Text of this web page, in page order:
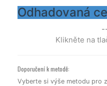
Odhadovaná
Klikněte na
Doporučení k metodě:
Vyberte si výše metodu pro